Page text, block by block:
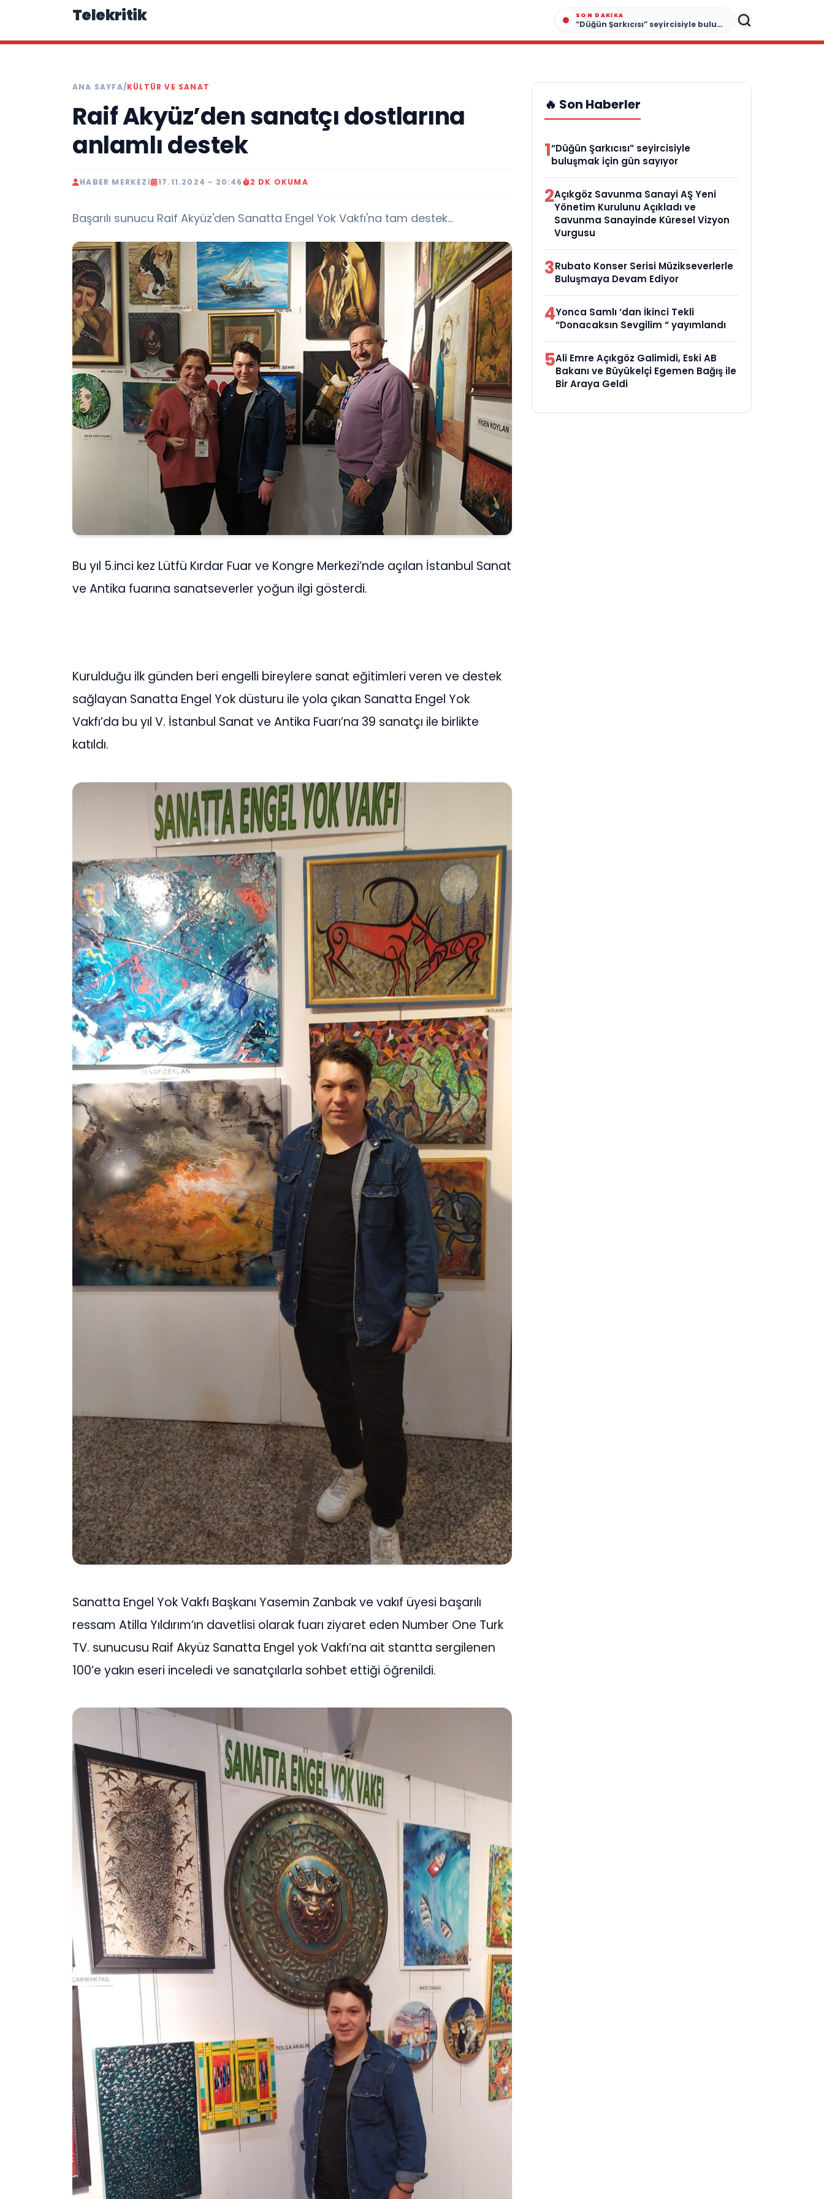
Telekritik SON DAKIKA
“Düğün Şarkıcısı” seyircisiyle buluşmak için gün sayıyor
ANA SAYFA/KÜLTÜR VE SANAT
Raif Akyüz’den sanatçı dostlarına
anlamlı destek
HABER MERKEZI 17.11.2024 - 20:46 2 DK OKUMA
Başarılı sunucu Raif Akyüz'den Sanatta Engel Yok Vakfı'na tam destek...
Bu yıl 5.inci kez Lütfü Kırdar Fuar ve Kongre Merkezi’nde açılan İstanbul Sanat
ve Antika fuarına sanatseverler yoğun ilgi gösterdi.
Kurulduğu ilk günden beri engelli bireylere sanat eğitimleri veren ve destek
sağlayan Sanatta Engel Yok düsturu ile yola çıkan Sanatta Engel Yok
Vakfı’da bu yıl V. İstanbul Sanat ve Antika Fuarı’na 39 sanatçı ile birlikte
katıldı.
Sanatta Engel Yok Vakfı Başkanı Yasemin Zanbak ve vakıf üyesi başarılı
ressam Atilla Yıldırım’ın davetlisi olarak fuarı ziyaret eden Number One Turk
TV. sunucusu Raif Akyüz Sanatta Engel yok Vakfı’na ait stantta sergilenen
100’e yakın eseri inceledi ve sanatçılarla sohbet ettiği öğrenildi.
🔥 Son Haberler
1“Düğün Şarkıcısı” seyircisiyle
buluşmak için gün sayıyor
2Açıkgöz Savunma Sanayi AŞ Yeni
Yönetim Kurulunu Açıkladı ve
Savunma Sanayinde Küresel Vizyon
Vurgusu
3Rubato Konser Serisi Müzikseverlerle
Buluşmaya Devam Ediyor
4Yonca Samlı ‘dan İkinci Tekli
“Donacaksın Sevgilim “ yayımlandı
5Ali Emre Açıkgöz Galimidi, Eski AB
Bakanı ve Büyükelçi Egemen Bağış ile
Bir Araya Geldi